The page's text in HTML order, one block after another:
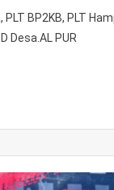
BP2KB, PLT
Desa.AL PUR